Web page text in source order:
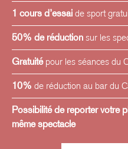
1 cours d’essai de sport
50% de réduction sur les
Gratuitépour les séances du
10% de réduction au bar du
Possibilité de reporter votre
même spectacle